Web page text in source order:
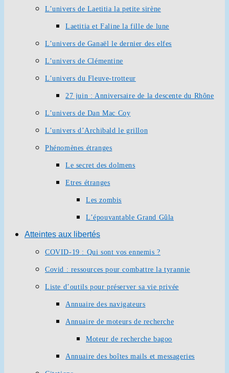
L’univers de Laetitia la petite sirène
Laetitia et Faline la fille de lune
L’univers de Ganaël le dernier des elfes
L’univers de Clémentine
L’univers du Fleuve-trotteur
27 juin : Anniversaire de la descente du Rhône
L’univers de Dan Mac Coy
L’univers d’Archibald le grillon
Phénomènes étranges
Le secret des dolmens
Etres étranges
Les zombis
L’épouvantable Grand Gûla
Atteintes aux libertés
COVID-19 : Qui sont vos ennemis ?
Covid : ressources pour combattre la tyrannie
Liste d’outils pour préserver sa vie privée
Annuaire des navigateurs
Annuaire de moteurs de recherche
Moteur de recherche bagoo
Annuaire des boîtes mails et messageries